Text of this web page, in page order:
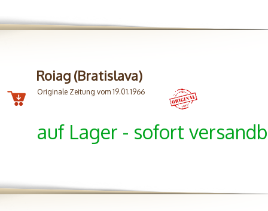
Roiag (Bratislava)
Originale Zeitung vom 19.01.1966
auf Lager - sofort